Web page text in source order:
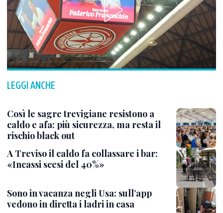
LEGGI ANCHE
Così le sagre trevigiane resistono a
caldo e afa: più sicurezza, ma resta il
rischio black out
A Treviso il caldo fa collassare i bar:
«Incassi scesi del 40%»
Sono in vacanza negli Usa: sull’app
vedono in diretta i ladri in casa